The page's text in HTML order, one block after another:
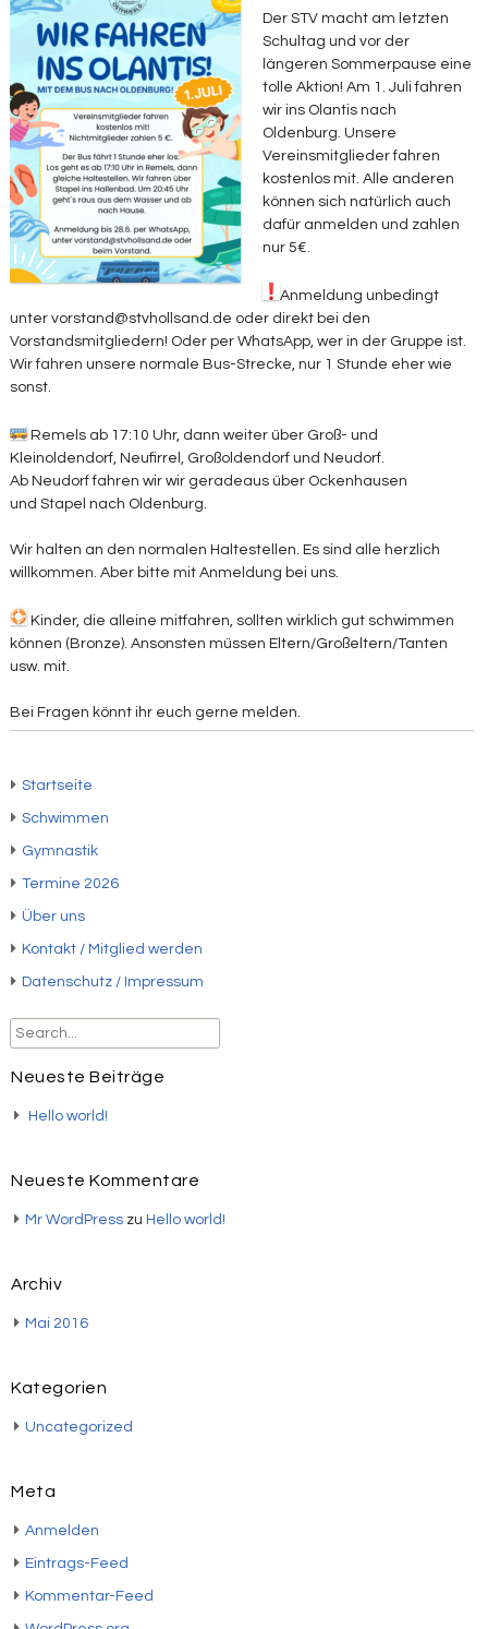
Der STV macht am letzten
Schultag und vor der
längeren Sommerpause eine
tolle Aktion! Am 1. Juli fahren
wir ins Olantis nach
Oldenburg. Unsere
Vereinsmitglieder fahren
kostenlos mit. Alle anderen
können sich natürlich auch
dafür anmelden und zahlen
nur 5€.
Anmeldung unbedingt
unter vorstand@stvhollsand.de oder direkt bei den
Vorstandsmitgliedern! Oder per WhatsApp, wer in der Gruppe ist.
Wir fahren unsere normale Bus-Strecke, nur 1 Stunde eher wie
sonst.
Remels ab 17:10 Uhr, dann weiter über Groß- und
Kleinoldendorf, Neufirrel, Großoldendorf und Neudorf.
Ab Neudorf fahren wir wir geradeaus über Ockenhausen
und Stapel nach Oldenburg.
Wir halten an den normalen Haltestellen. Es sind alle herzlich
willkommen. Aber bitte mit Anmeldung bei uns.
Kinder, die alleine mitfahren, sollten wirklich gut schwimmen
können (Bronze). Ansonsten müssen Eltern/Großeltern/Tanten
usw. mit.
Bei Fragen könnt ihr euch gerne melden.
Startseite
Schwimmen
Gymnastik
Termine 2026
Über uns
Kontakt / Mitglied werden
Datenschutz / Impressum
Neueste Beiträge
Hello world!
Neueste Kommentare
Mr WordPresszu Hello world!
Archiv
Mai 2016
Kategorien
Uncategorized
Meta
Anmelden
Eintrags-Feed
Kommentar-Feed